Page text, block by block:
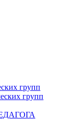
групп
групп